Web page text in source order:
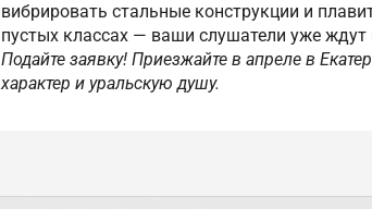
вибрировать стальные конструкции и
пустых классах — ваши слушатели уже
Подайте заявку! Приезжайте в апреле в
характер и уральскую душу.